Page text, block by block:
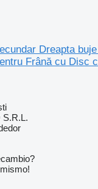
Dreapta
Frână cu Disc
S.R.L.